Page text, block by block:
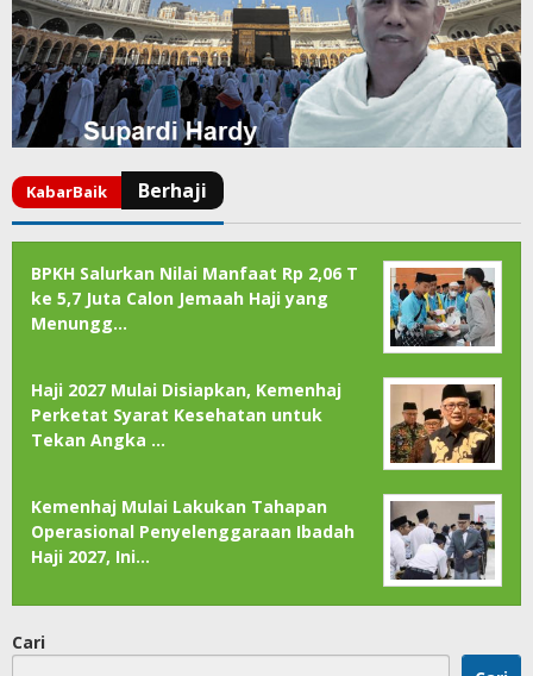
BPKH Salurkan Nilai Manfaat Rp 2,06 T
ke 5,7 Juta Calon Jemaah Haji yang
Menungg…
Haji 2027 Mulai Disiapkan, Kemenhaj
Perketat Syarat Kesehatan untuk
Tekan Angka …
Kemenhaj Mulai Lakukan Tahapan
Operasional Penyelenggaraan Ibadah
Haji 2027, Ini…
Cari